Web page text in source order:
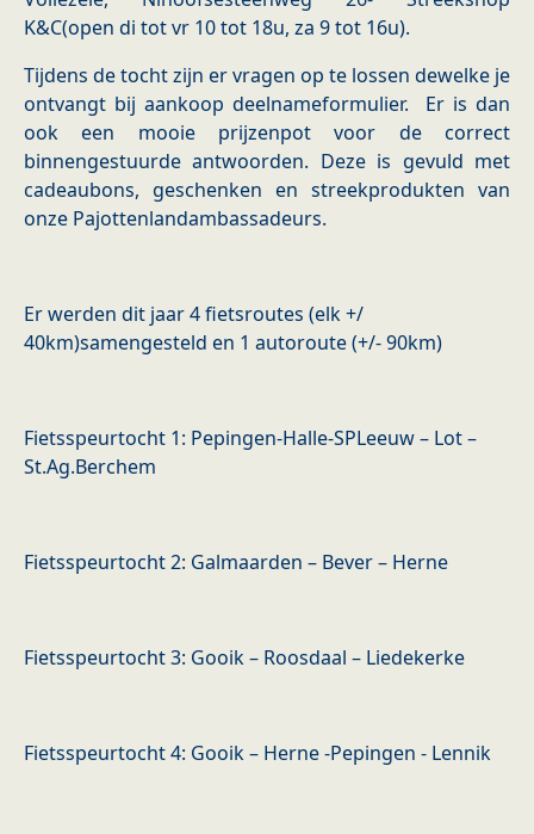
K&C(open di tot vr 10 tot 18u, za 9 tot 16u).
Tijdens de tocht zijn er vragen op te lossen dewelke je
ontvangt bij aankoop deelnameformulier. Er is dan
ook een mooie prijzenpot voor de correct
binnengestuurde antwoorden. Deze is gevuld met
cadeaubons, geschenken en streekprodukten van
onze Pajottenlandambassadeurs.
Er werden dit jaar 4 fietsroutes (elk +/
40km)samengesteld en 1 autoroute (+/- 90km)
Fietsspeurtocht 1: Pepingen-Halle-SPLeeuw – Lot –
St.Ag.Berchem
Fietsspeurtocht 2: Galmaarden – Bever – Herne
Fietsspeurtocht 3: Gooik – Roosdaal – Liedekerke
Fietsspeurtocht 4: Gooik – Herne -Pepingen - Lennik